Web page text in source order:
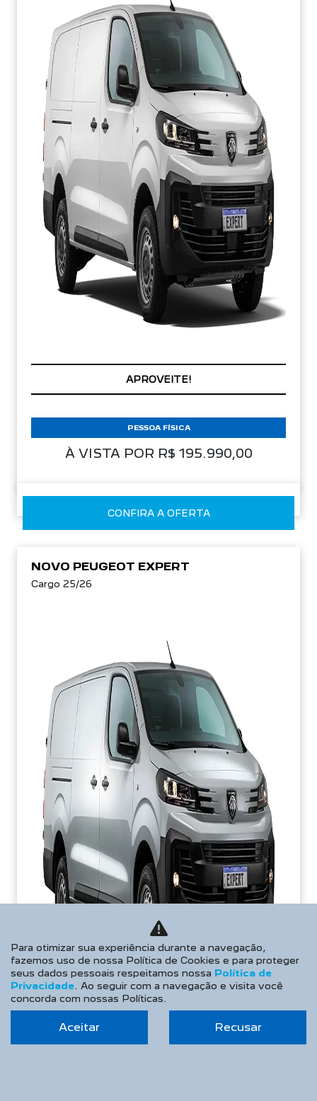
APROVEITE!
À VISTA POR R$ 195.990,00
PESSOA FÍSICA
CONFIRA A OFERTA
NOVO PEUGEOT EXPERT
Cargo 25/26
Para otimizar sua experiência durante a navegação,
fazemos uso de nossa Política de Cookies e para proteger
seus dados pessoais respeitamos nossa Política de
Privacidade. Ao seguir com a navegação e visita você
concorda com nossas Políticas.
Aceitar Recusar